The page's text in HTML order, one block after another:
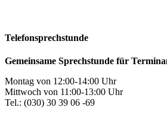
Telefonsprechstunde
Gemeinsame Sprechstunde für
Montag von 12:00-14:00 Uhr
Mittwoch von 11:00-13:00 Uhr
Tel.: (030) 30 39 06 -69